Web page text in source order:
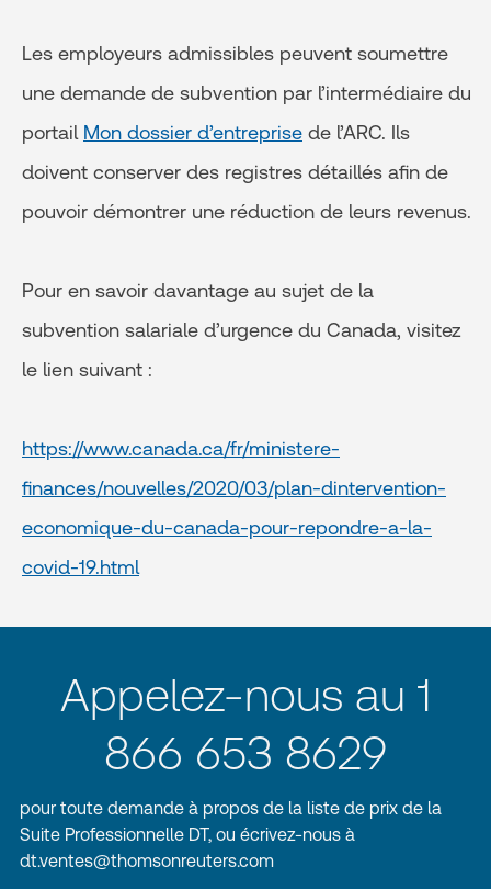
Les employeurs admissibles peuvent soumettre
une demande de subvention par l’intermédiaire du
portail Mon dossier d’entreprise de l’ARC. Ils
doivent conserver des registres détaillés afin de
pouvoir démontrer une réduction de leurs revenus.
Pour en savoir davantage au sujet de la
subvention salariale d’urgence du Canada, visitez
le lien suivant :
https://www.canada.ca/fr/ministere-
finances/nouvelles/2020/03/plan-dintervention-
economique-du-canada-pour-repondre-a-la-
covid-19.html
Appelez-nous au 1
866 653 8629
pour toute demande à propos de la liste de prix de la
Suite Professionnelle DT, ou écrivez-nous à
dt.ventes@thomsonreuters.com